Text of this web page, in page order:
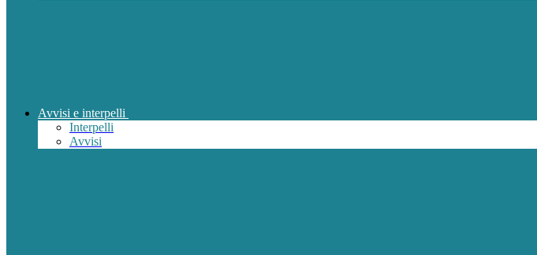
Avvisi e interpelli
Interpelli
Avvisi